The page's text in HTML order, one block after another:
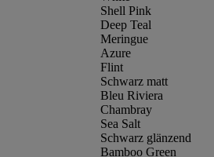
Shell Pink
Deep Teal
Meringue
Azure
Flint
Schwarz matt
Bleu Riviera
Chambray
Sea Salt
Schwarz glänzend
Bamboo Green